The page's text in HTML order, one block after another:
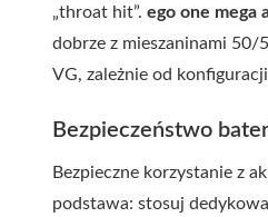
„throat hit”. ego one mega
dobrze z mieszaninami
VG, zależnie od konfiguracji
Bezpieczeństwo
Bezpieczne korzystanie z
podstawa: stosuj